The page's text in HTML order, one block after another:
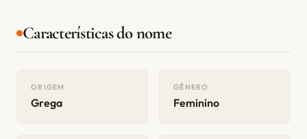
Características do nome
ORIGEM
Grega
GÊNERO
Feminino